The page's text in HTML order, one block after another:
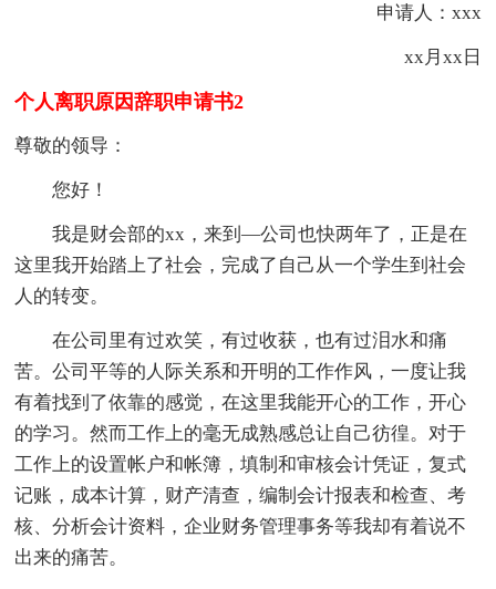
申请人：xxx
xx月xx日
个人离职原因辞职申请书2
尊敬的领导：
您好！
我是财会部的xx，来到—公司也快两年了，正是在
这里我开始踏上了社会，完成了自己从一个学生到社会
人的转变。
在公司里有过欢笑，有过收获，也有过泪水和痛
苦。公司平等的人际关系和开明的工作作风，一度让我
有着找到了依靠的感觉，在这里我能开心的工作，开心
的学习。然而工作上的毫无成熟感总让自己彷徨。对于
工作上的设置帐户和帐簿，填制和审核会计凭证，复式
记账，成本计算，财产清查，编制会计报表和检查、考
核、分析会计资料，企业财务管理事务等我却有着说不
出来的痛苦。